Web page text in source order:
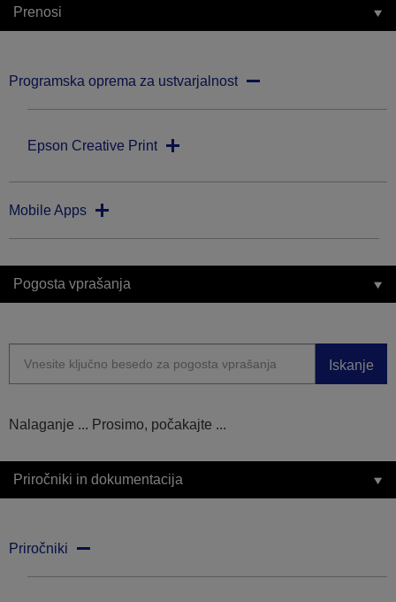
Prenosi
Programska oprema za ustvarjalnost
Epson Creative Print
Mobile Apps
Pogosta vprašanja
Iskanje
Nalaganje ... Prosimo, počakajte ...
Priročniki in dokumentacija
Priročniki